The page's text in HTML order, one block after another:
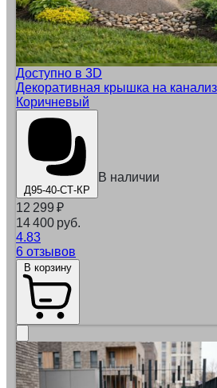
Доступно в 3D
Декоративная крышка на
Коричневый
Д95-40-СТ-КР
В наличии
12 299 ₽
14 400 руб.
4.83
6 отзывов